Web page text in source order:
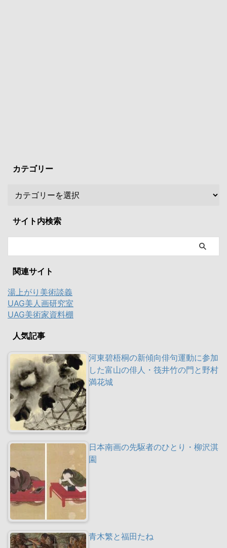
カテゴリー
サイト内検索
関連サイト
湯上がり美術談義
UAG美人画研究室
UAG美術家資料棚
人気記事
河東碧梧桐の新傾向俳句運動に参加
した富山の俳人・筏井竹の門と野村
満花城
日本南画の先駆者のひとり・柳沢淇
園
青木繁と福田たね